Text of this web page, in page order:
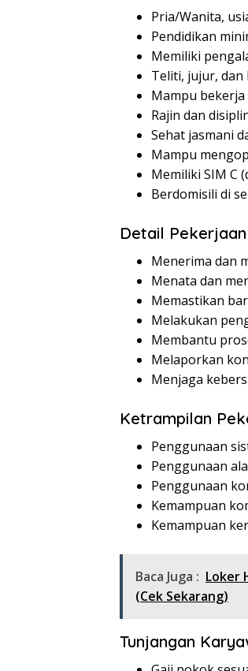
Pria/Wanita,
Pendidikan
Memiliki
Teliti, jujur,
Mampu bekerja
Rajin dan
Sehat jasmani
Mampu
Memiliki SIM C
Berdomisili di
Detail Pekerjaan
Menerima dan
Menata dan
Memastikan
Melakukan
Membantu
Melaporkan
Menjaga
Ketrampilan
Penggunaan
Penggunaan
Penggunaan
Kemampuan
Kemampuan
Baca Juga : Loker
(Cek Sekarang)
Tunjangan